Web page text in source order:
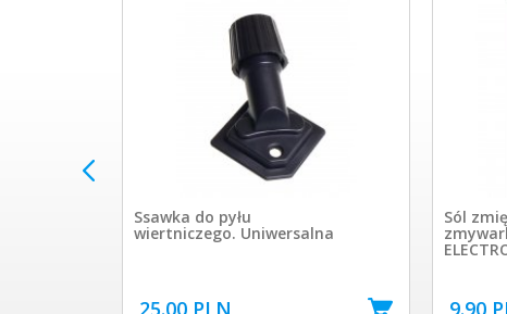
Ssawka do pyłu
wiertniczego. Uniwersalna
25.00 PLN
Sól
9.90